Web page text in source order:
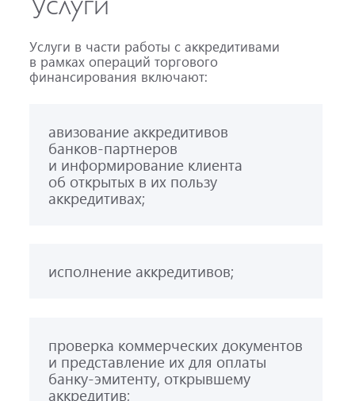
Услуги в части работы с аккредитивами
в рамках операций торгового
финансирования включают:
авизование аккредитивов
банков-партнеров
и информирование клиента
об открытых в их пользу
аккредитивах;
исполнение аккредитивов;
проверка коммерческих документов
и представление их для оплаты
банку-эмитенту, открывшему
аккредитив;